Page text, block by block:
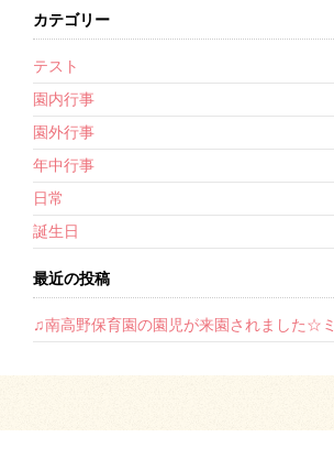
カテゴリー
テスト
園内行事
園外行事
年中行事
日常
誕生日
最近の投稿
♫南高野保育園の園児が来園されました☆ミ